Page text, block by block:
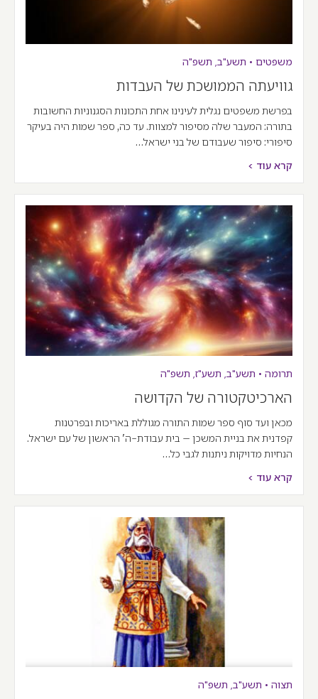
משפטים • תשע"ב, תשפ"ה
גוויעתה הממושכת של העבדות
בפרשת משפטים נגלית לעינינו אחת התכונות הסגנוניות החשובות
בתורה: המעבר שלה מסיפור למצוות. עד כה, ספר שמות היה בעיקר
סיפורי: סיפור שעבודם של בני ישראל…
קרא עוד >
תרומה • תשע"ב, תשע"ז, תשפ"ה
הארכיטקטורה של הקדושה
מכאן ועד סוף ספר שמות התורה מגוללת באריכות ובפרטנות
קפדנית את בניית המשכן – בית עבודת-ה' הראשון של עם ישראל.
הנחיות מדויקות ניתנות לגבי כל…
קרא עוד >
תצוה • תשע"ב, תשפ"ה